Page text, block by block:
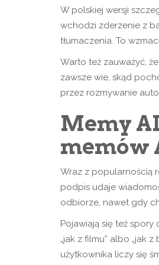
W polskiej wersji
wchodzi zderzenie z
tłumaczenia. To
Warto też zauważyć,
zawsze wie, skąd
przez rozmywanie
Memy
memów
Wraz z popularnością
podpis udaje
odbiorze, nawet gdy
Pojawiają się też
„jak z filmu” albo „jak
użytkownika liczy się